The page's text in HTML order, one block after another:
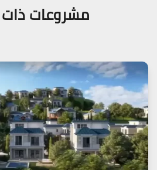
مشروعات ذات